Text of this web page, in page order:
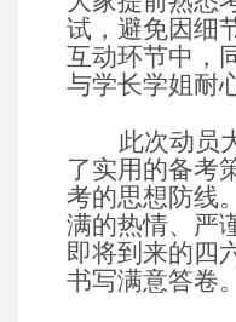
试，避免因细
互动环节中，
与学长学姐耐
此次动员
了实用的备考
考的思想防线
满的热情、严
即将到来的四
书写满意答卷。